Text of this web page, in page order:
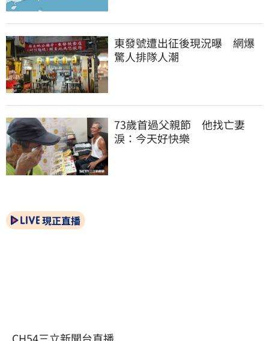
東發號遭出征後現況曝　網爆
驚人排隊人潮
73歲首過父親節　他找亡妻
淚：今天好快樂
現正直播